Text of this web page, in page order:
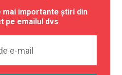
mai importante știri din
pe emailul dvs